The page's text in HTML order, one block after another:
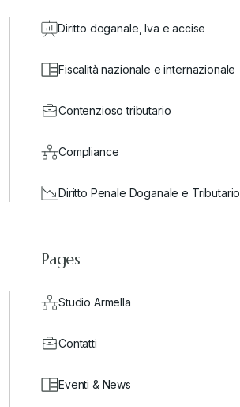
Diritto doganale, Iva e accise
Fiscalità nazionale e internazionale
Contenzioso tributario
Compliance
Diritto Penale Doganale e Tributario
Pages
Studio Armella
Contatti
Eventi & News